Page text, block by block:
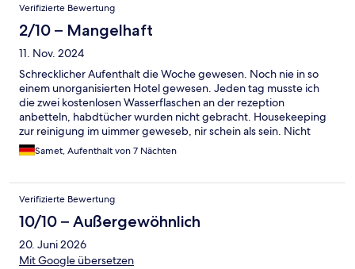
Verifizierte Bewertung
2/10 – Mangelhaft
11. Nov. 2024
Schrecklicher Aufenthalt die Woche gewesen. Noch nie in so
einem unorganisierten Hotel gewesen. Jeden tag musste ich
die zwei kostenlosen Wasserflaschen an der rezeption
anbetteln, habdtücher wurden nicht gebracht. Housekeeping
zur reinigung im uimmer geweseb, nir schein als sein. Nicht
gereinigt, kein toilettenpapier hinterlassen, obwohl unsere rolle
schon leer war. Nichts. Jeden tag misste ich für das ein oder
wirde aus der minibar 2 flaschen leegerrunken zu haben. Als wir
es abgestirtten haben, wurde uns dann ein bild gezeigt, wo
beide föaschen sich noch im kühlschrank befunden haben. Wir
wurden als lügner dargestellt die wollten uns einfach
abziehen!!!!!
Samet, Aufenthalt von 7 Nächten
Verifizierte Bewertung
10/10 – Außergewöhnlich
20. Juni 2026
Mit Google übersetzen